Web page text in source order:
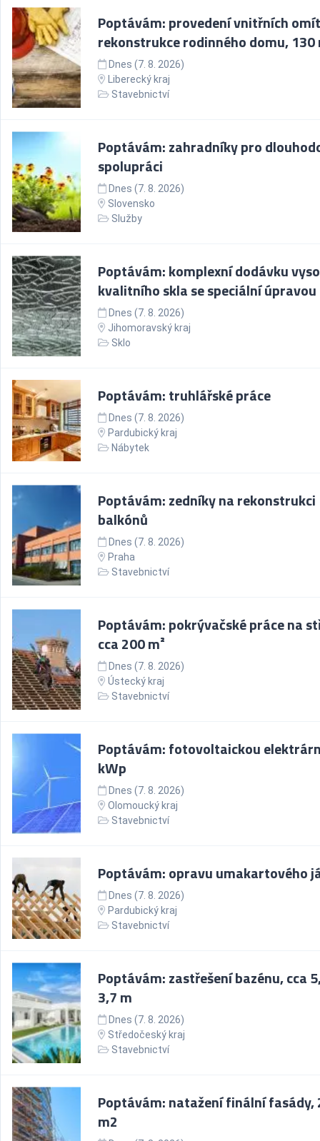
Poptávám: provedení vnitřních
rekonstrukce rodinného domu, 130
Dnes (7. 8. 2026)
Liberecký kraj
Stavebnictví
Poptávám: zahradníky pro
spolupráci
Dnes (7. 8. 2026)
Slovensko
Služby
Poptávám: komplexní dodávku
kvalitního skla se speciální úpravou
Dnes (7. 8. 2026)
Jihomoravský kraj
Sklo
Poptávám: truhlářské práce
Dnes (7. 8. 2026)
Pardubický kraj
Nábytek
Poptávám: zedníky na rekonstrukci
balkónů
Dnes (7. 8. 2026)
Praha
Stavebnictví
Poptávám: pokrývačské práce na
cca 200 m²
Dnes (7. 8. 2026)
Ústecký kraj
Stavebnictví
Poptávám: fotovoltaickou
kWp
Dnes (7. 8. 2026)
Olomoucký kraj
Stavebnictví
Poptávám: opravu umakartového
Dnes (7. 8. 2026)
Pardubický kraj
Stavebnictví
Poptávám: zastřešení bazénu, cca
3,7 m
Dnes (7. 8. 2026)
Středočeský kraj
Stavebnictví
Poptávám: natažení finální fasády,
m2